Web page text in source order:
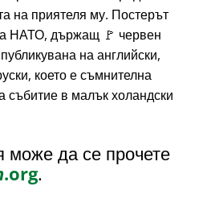
на приятеля му. Постерът
НАТО, държащ 🚩 червен
на английски,
което е съмнителна
събитие в малък холандски
може да се прочете
.org.